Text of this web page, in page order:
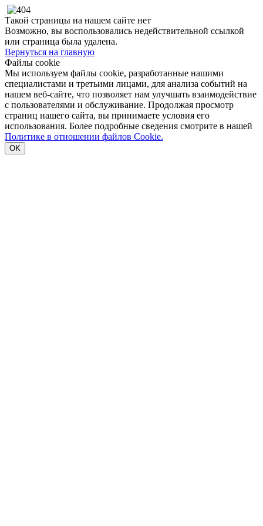
Такой страницы на нашем сайте нет
Возможно, вы воспользовались недействительной ссылкой
или страница была удалена.
Вернуться на главную
Файлы cookie
Мы используем файлы cookie, разработанные нашими
специалистами и третьими лицами, для анализа событий на
нашем веб-сайте, что позволяет нам улучшать взаимодействие
с пользователями и обслуживание. Продолжая просмотр
страниц нашего сайта, вы принимаете условия его
использования. Более подробные сведения смотрите в нашей
Политике в отношении файлов Cookie.
OK